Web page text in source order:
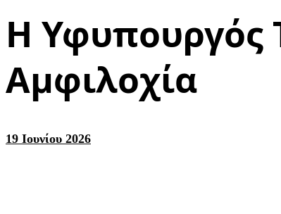
H Υφυπουργός
Αμφιλοχία
19 Ιουνίου 2026